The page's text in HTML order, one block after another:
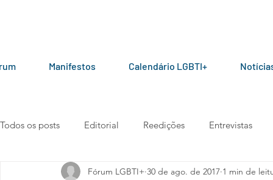
Manifestos Calendário LGBTI+
Todos os posts Editorial Reedições Entrevistas
LGBT+ pelo mundo Por parceiros do Fórum
Fórum LGBTI+ 30 de ago. de 2017 1 min de